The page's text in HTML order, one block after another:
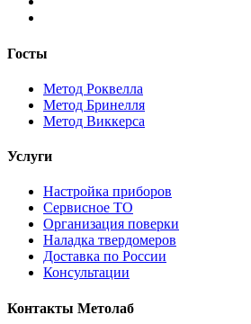
Госты
Метод Роквелла
Метод Бринелля
Метод Виккерса
Услуги
Настройка приборов
Сервисное ТО
Организация поверки
Наладка твердомеров
Доставка по России
Консультации
Контакты Метолаб